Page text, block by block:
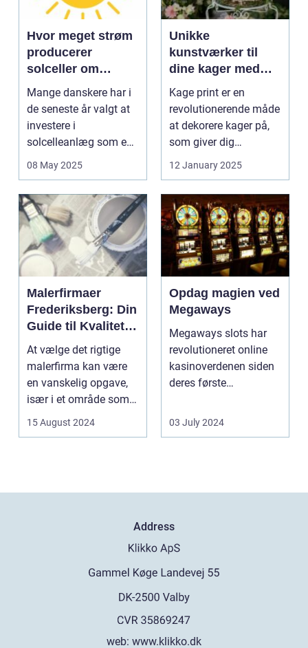
Hvor meget strøm
producerer
solceller om
vinteren?
Mange danskere har i
de seneste år valgt at
investere i
solcelleanlæg som en
bæred...
08 May 2025
Unikke
kunstværker til
dine kager med
kage print
Kage print er en
revolutionerende måde
at dekorere kager på,
som giver dig
mulighed for ...
12 January 2025
Malerfirmaer
Frederiksberg: Din
Guide til Kvalitet
og Service
At vælge det rigtige
malerfirma kan være
en vanskelig opgave,
især i et område som
Frederiksberg, hv...
15 August 2024
Opdag magien ved
Megaways
Megaways slots har
revolutioneret online
kasinoverdenen siden
deres første
spillea...
03 July 2024
Address
web: www.klikko.dk